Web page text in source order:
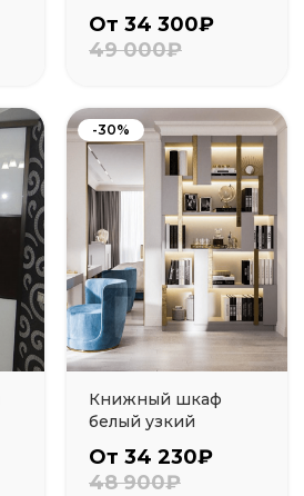
От 34 300₽
49 000₽
-30%
Книжный шкаф
белый узкий
От 34 230₽
48 900₽